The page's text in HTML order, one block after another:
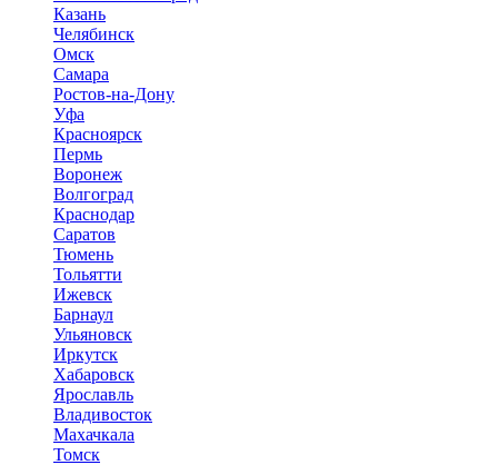
Казань
Челябинск
Омск
Самара
Ростов-на-Дону
Уфа
Красноярск
Пермь
Воронеж
Волгоград
Краснодар
Саратов
Тюмень
Тольятти
Ижевск
Барнаул
Ульяновск
Иркутск
Хабаровск
Ярославль
Владивосток
Махачкала
Томск